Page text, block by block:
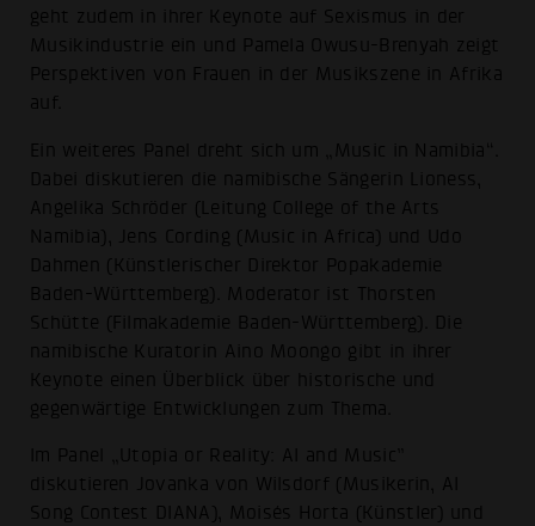
geht zudem in ihrer Keynote auf Sexismus in der
Musikindustrie ein und Pamela Owusu-Brenyah zeigt
Perspektiven von Frauen in der Musikszene in Afrika
auf.
Ein weiteres Panel dreht sich um „Music in Namibia“.
Dabei diskutieren die namibische Sängerin Lioness,
Angelika Schröder (Leitung College of the Arts
Namibia), Jens Cording (Music in Africa) und Udo
Dahmen (Künstlerischer Direktor Popakademie
Baden-Württemberg). Moderator ist Thorsten
Schütte (Filmakademie Baden-Württemberg). Die
namibische Kuratorin Aino Moongo gibt in ihrer
Keynote einen Überblick über historische und
gegenwärtige Entwicklungen zum Thema.
Im Panel „Utopia or Reality: AI and Music”
diskutieren Jovanka von Wilsdorf (Musikerin, AI
Song Contest DIANA), Moisés Horta (Künstler) und